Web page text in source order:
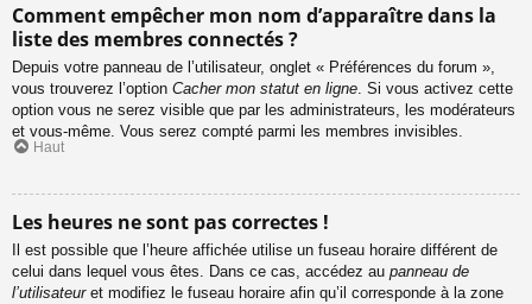
Comment empêcher mon nom d’apparaître dans la
liste des membres connectés ?
Depuis votre panneau de l’utilisateur, onglet « Préférences du forum »,
vous trouverez l’option Cacher mon statut en ligne . Si vous activez cette
option vous ne serez visible que par les administrateurs, les modérateurs
et vous-même. Vous serez compté parmi les membres invisibles.
Haut
Les heures ne sont pas correctes !
Il est possible que l’heure affichée utilise un fuseau horaire différent de
celui dans lequel vous êtes. Dans ce cas, accédez au panneau de
l’utilisateuret modifiez le fuseau horaire afin qu’il corresponde à la zone